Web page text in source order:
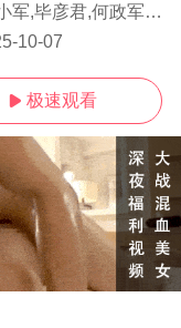
,管轩,吴冕,赵子琪,闫巍,汪汐潮,吕晓萌,王康,王桂峰,邵
10-07
 极速观看